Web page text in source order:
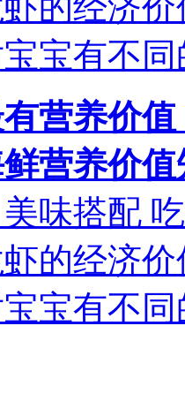
的经济价
宝有不
营养价值
营养价值
味搭配
的经济价
宝有不